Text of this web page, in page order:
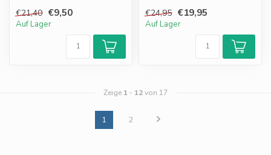
Unr...
€21,40 €9,50
Auf Lager
Kollagensynthese und
Hydra...
€24,95 €19,95
Auf Lager
Zeige 1 - 12von 17
1 2